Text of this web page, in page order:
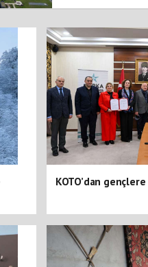
KOTO’dan